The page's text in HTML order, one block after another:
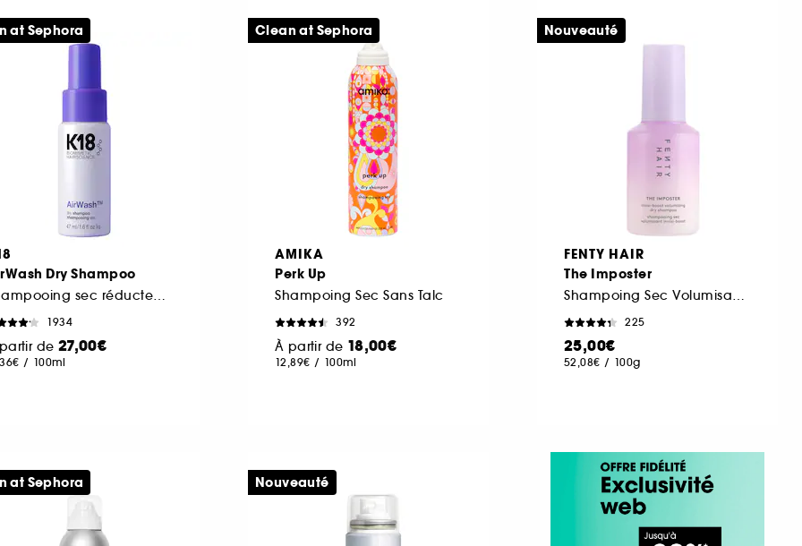
Dry Shampoo
1934
de 27,00€
/ 100ml
at Sephora
AMIKA
Perk Up
Shampoing Sec Sans Talc
392
À partir de 18,00€
12,89€ / 100ml
Clean at Sephora
FENTY HAIR
The Imposter
225
25,00€
52,08€ / 100g
Nouveauté
at Sephora Nouveauté